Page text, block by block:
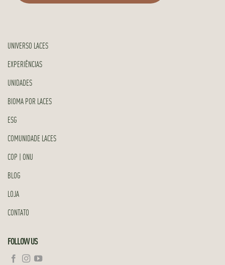
UNIVERSO LACES
EXPERIÊNCIAS
UNIDADES
BIOMA POR LACES
ESG
COMUNIDADE LACES
COP | ONU
BLOG
LOJA
CONTATO
FOLLOW US